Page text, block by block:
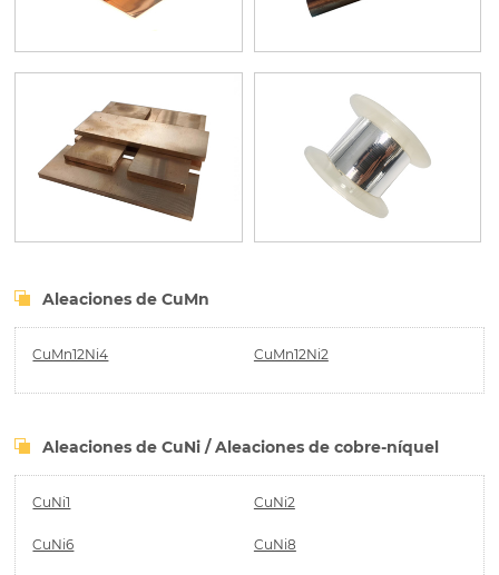
Aleaciones de CuMn
CuMn12Ni4 CuMn12Ni2
Aleaciones de CuNi / Aleaciones de cobre-níquel
CuNi1 CuNi2
CuNi6 CuNi8